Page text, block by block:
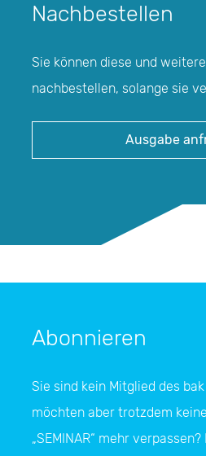
Nachbestellen
Sie können diese und
nachbestellen, solange sie
Ausgabe
Abonnieren
Sie sind kein Mitglied des
möchten aber trotzdem
„SEMINAR“ mehr verpassen?